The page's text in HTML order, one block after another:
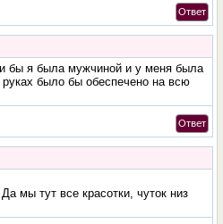
Ответ
бы я была мужчиной и у меня была
было бы обеспечено на всю
Ответ
мы тут все красотки, чуток низ